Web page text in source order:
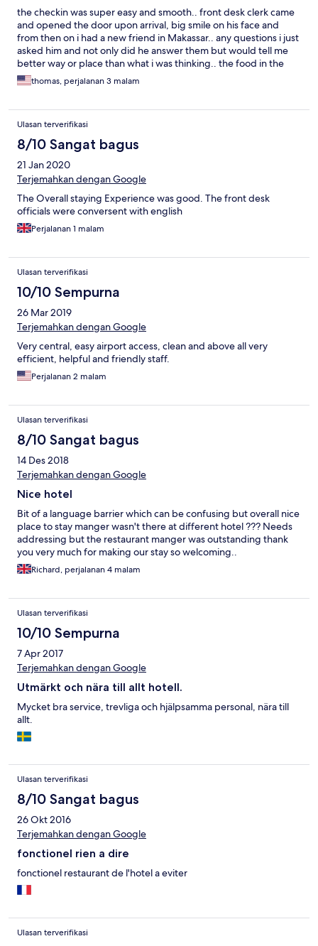
the checkin was super easy and smooth.. front desk clerk came
and opened the door upon arrival, big smile on his face and
from then on i had a new friend in Makassar.. any questions i just
asked him and not only did he answer them but would tell me
better way or place than what i was thinking.. the food in the
restaurant as well as the service was perfect.Coto Makassar
huge sreving and just ENAK..
thomas, perjalanan 3 malam
Ulasan terverifikasi
8/10 Sangat bagus
21 Jan 2020
Terjemahkan dengan Google
The Overall staying Experience was good. The front desk
officials were conversent with english
Perjalanan 1 malam
Ulasan terverifikasi
10/10 Sempurna
26 Mar 2019
Terjemahkan dengan Google
Very central, easy airport access, clean and above all very
efficient, helpful and friendly staff.
Perjalanan 2 malam
Ulasan terverifikasi
8/10 Sangat bagus
14 Des 2018
Terjemahkan dengan Google
Nice hotel
Bit of a language barrier which can be confusing but overall nice
place to stay manger wasn't there at different hotel ??? Needs
addressing but the restaurant manger was outstanding thank
you very much for making our stay so welcoming..
Richard, perjalanan 4 malam
Ulasan terverifikasi
10/10 Sempurna
7 Apr 2017
Terjemahkan dengan Google
Utmärkt och nära till allt hotell.
Mycket bra service, trevliga och hjälpsamma personal, nära till
allt.
Ulasan terverifikasi
8/10 Sangat bagus
26 Okt 2016
Terjemahkan dengan Google
fonctionel rien a dire
fonctionel restaurant de l'hotel a eviter
Ulasan terverifikasi